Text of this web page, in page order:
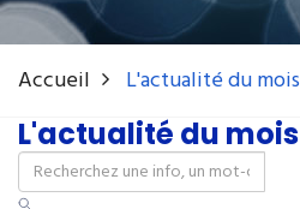
Accueil L'actualité du mois
L'actualité du mois